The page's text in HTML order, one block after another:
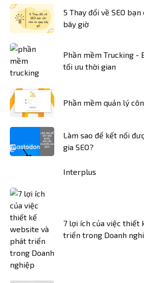
5 Thay đổi về SEO
bây giờ
Phần mềm Trucking -
tối ưu thời gian
Phần mềm quản lý
Làm sao để kết nối
gia SEO?
Interplus
7 lợi ích của việc thiết
triển trong Doanh